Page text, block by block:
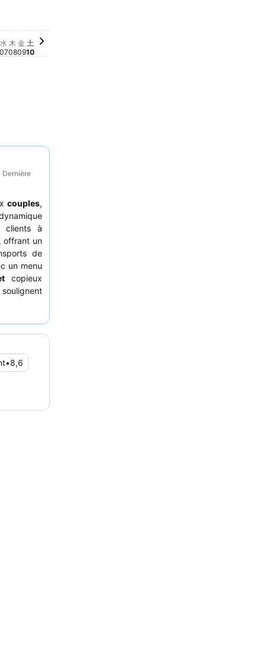
à cette date
à cette date
disponible à cette date
, 10月 06prix disponible à cette date
水, 10月 07
Aucun prix disponible à cette date
水 木, 10月 08
Aucun prix disponible à cette date
木
08
金, 10月 09
Aucun prix disponible à cette date
金
09
土, 10月 10
361 €
土
10
Dernière
couples,
clients à
, offrant un
de
un menu
copieux
•8,6